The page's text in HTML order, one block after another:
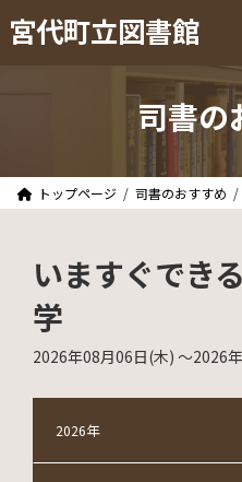
ン
プ
ビ
動
宮代町立図書館
司書の
トップページ 司書のおすすめ
いますぐでき
学
2026年08月06日(木) 〜2026
2026年